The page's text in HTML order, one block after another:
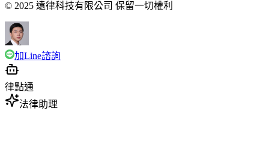
© 2025 遠律科技有限公司 保留一切權利
加Line諮詢
律點通
法律助理